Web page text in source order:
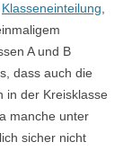
Klasseneinteilung
A und B
dass auch die
in der Kreisklasse
manche unter
sicher nicht